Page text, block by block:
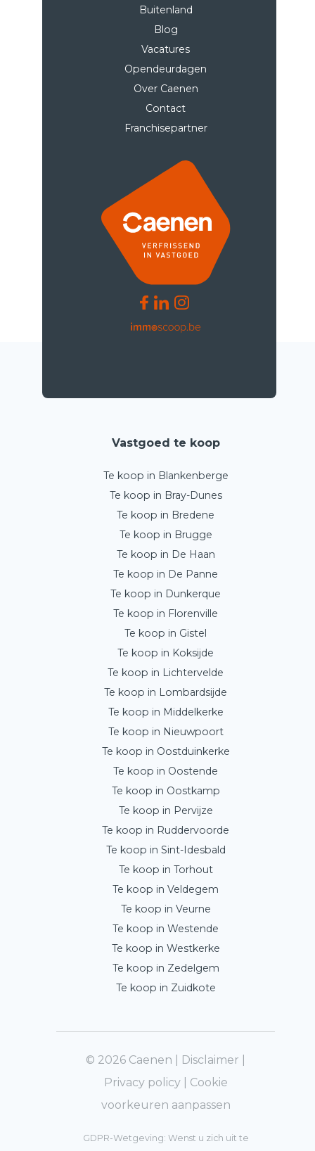
Buitenland
Blog
Vacatures
Opendeurdagen
Over Caenen
Contact
Franchisepartner
Vastgoed te koop
Te koop in Blankenberge
Te koop in Bray-Dunes
Te koop in Bredene
Te koop in Brugge
Te koop in De Haan
Te koop in De Panne
Te koop in Dunkerque
Te koop in Florenville
Te koop in Gistel
Te koop in Koksijde
Te koop in Lichtervelde
Te koop in Lombardsijde
Te koop in Middelkerke
Te koop in Nieuwpoort
Te koop in Oostduinkerke
Te koop in Oostende
Te koop in Oostkamp
Te koop in Pervijze
Te koop in Ruddervoorde
Te koop in Sint-Idesbald
Te koop in Torhout
Te koop in Veldegem
Te koop in Veurne
Te koop in Westende
Te koop in Westkerke
Te koop in Zedelgem
Te koop in Zuidkote
© 2026 Caenen | Disclaimer
Privacy policy| Cookie
voorkeuren aanpassen
GDPR-Wetgeving: Wenst u zich uit te